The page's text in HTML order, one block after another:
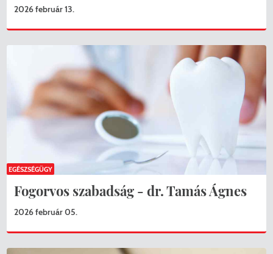
2026 február 13.
Fogorvos szabadság - dr. Tamás Ágnes
2026 február 05.
EGÉSZSÉGÜGY